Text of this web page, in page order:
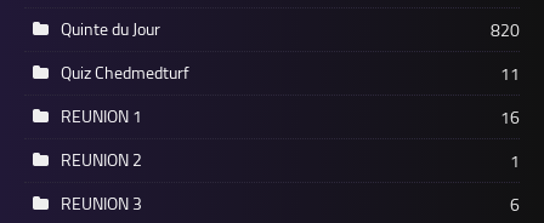
Quinte du Jour
820
Quiz Chedmedturf
11
REUNION 1
16
REUNION 2
1
REUNION 3
6